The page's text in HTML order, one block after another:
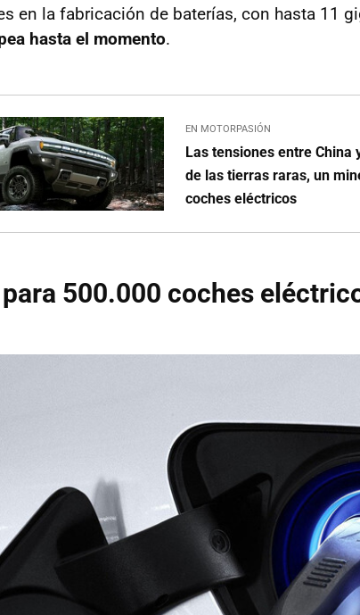
en la fabricación de baterías, con hasta 11
hasta el momento.
EN MOTORPASIÓN
Las tensiones entre China
de las tierras raras, un
coches eléctricos
500.000 coches